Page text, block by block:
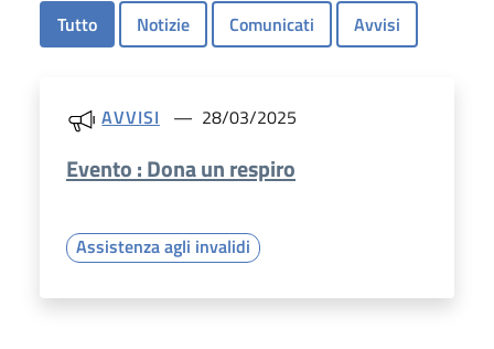
Tutto Notizie Comunicati Avvisi
AVVISI 28/03/2025
Evento : Dona un respiro
Assistenza agli invalidi